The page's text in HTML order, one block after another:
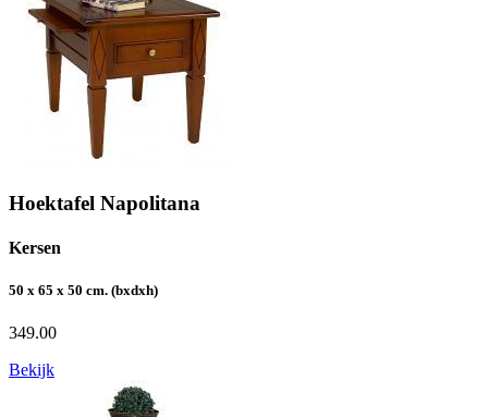
Hoektafel Napolitana
Kersen
50 x 65 x 50 cm. (bxdxh)
349.00
Bekijk